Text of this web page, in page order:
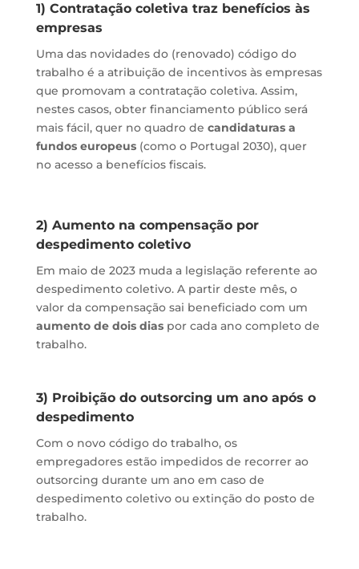
1) Contratação coletiva traz benefícios às
empresas
Uma das novidades do (renovado) código do
trabalho é a atribuição de incentivos às empresas
que promovam a contratação coletiva. Assim,
nestes casos, obter financiamento público será
mais fácil, quer no quadro de candidaturas a
fundos europeus(como o Portugal 2030), quer
no acesso a benefícios fiscais.
2) Aumento na compensação por
despedimento coletivo
Em maio de 2023 muda a legislação referente ao
despedimento coletivo. A partir deste mês, o
valor da compensação sai beneficiado com um
aumento de dois diaspor cada ano completo de
trabalho.
3) Proibição do outsorcing um ano após o
despedimento
Com o novo código do trabalho, os
empregadores estão impedidos de recorrer ao
outsorcing durante um ano em caso de
despedimento coletivo ou extinção do posto de
trabalho.